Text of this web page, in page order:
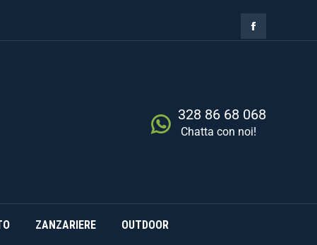
328 86 68 068
Chatta con noi!
ZANZARIERE OUTDOOR